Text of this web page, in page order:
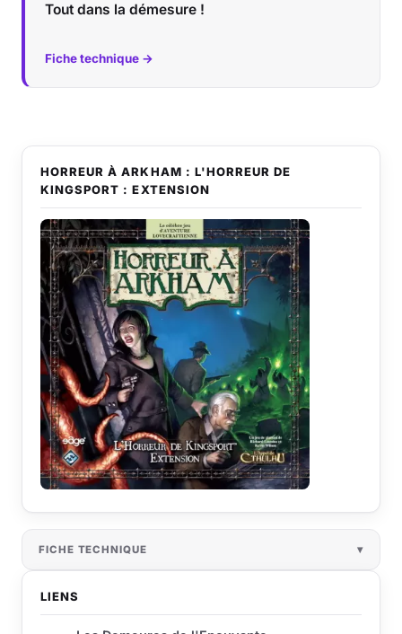
Tout dans la démesure !
Fiche technique →
HORREUR À ARKHAM : L'HORREUR DE
KINGSPORT : EXTENSION
FICHE TECHNIQUE
LIENS